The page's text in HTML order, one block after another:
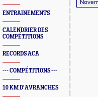
ENTRAINEMENTS
CALENDRIER DES
COMPÉTITIONS
RECORDS ACA
--- COMPÉTITIONS ---
10 KM D'AVRANCHES